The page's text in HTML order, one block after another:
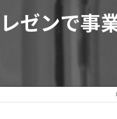
ゼンで事